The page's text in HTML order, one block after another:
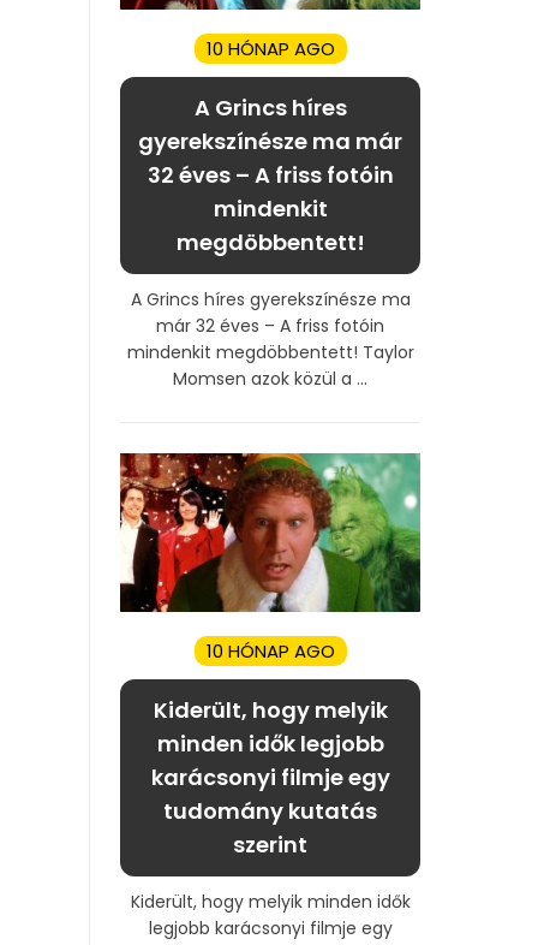
10 HÓNAP AGO
A Grincs híres
gyerekszínésze ma már
32 éves – A friss fotóin
mindenkit
megdöbbentett!
A Grincs híres gyerekszínésze ma
már 32 éves – A friss fotóin
mindenkit megdöbbentett! Taylor
Momsen azok közül a ...
10 HÓNAP AGO
Kiderült, hogy melyik
minden idők legjobb
karácsonyi filmje egy
tudomány kutatás
szerint
Kiderült, hogy melyik minden idők
legjobb karácsonyi filmje egy